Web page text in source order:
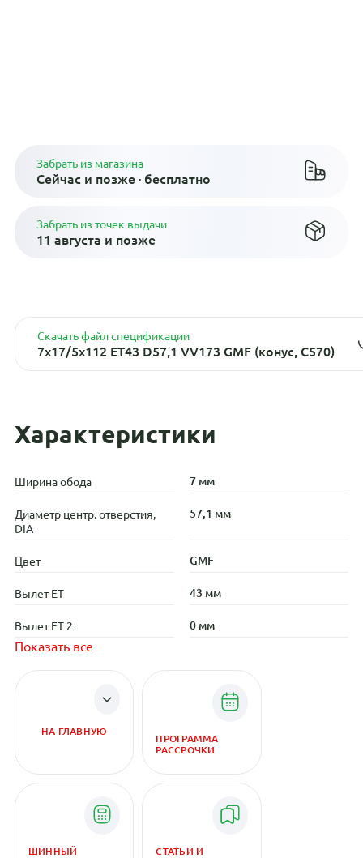
Забрать из магазина
Сейчас и позже · бесплатно
Забрать из точек выдачи
11 августа и позже
Скачать файл спецификации
7x17/5x112 ET43 D57,1 VV173 GMF (конус, C570)
Характеристики
Ширина обода 7 мм
Диаметр центр. отверстия,
DIA
57,1 мм
Цвет GMF
Вылет ET 43 мм
Вылет ET 2 0 мм
Показать все
НА ГЛАВНУЮ
ПРОГРАММА
РАССРОЧКИ
ШИННЫЙ
СТАТЬИ И